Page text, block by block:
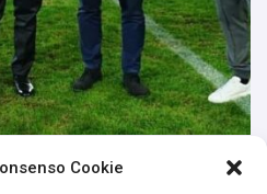
Cookie